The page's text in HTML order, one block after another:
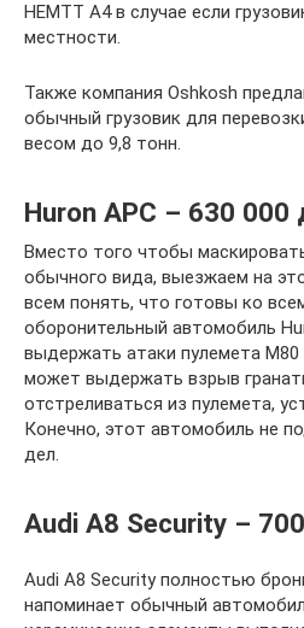
HEMTT A4 в случае если
местности.
Также компания Oshkosh
обычный грузовик для
весом до 9,8 тонн.
Huron APC – 630 000
Вместо того чтобы
обычного вида, выезжаем на
всем понять, что готовы ко
оборонительный автомобиль
выдержать атаки пулемета М80
может выдержать взрыв
отстреливаться из пулемета,
Конечно, этот автомобиль не
дел.
Audi A8 Security –
Audi A8 Security полностью
напоминает обычный